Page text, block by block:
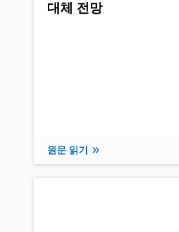
대체 전망
원문 읽기